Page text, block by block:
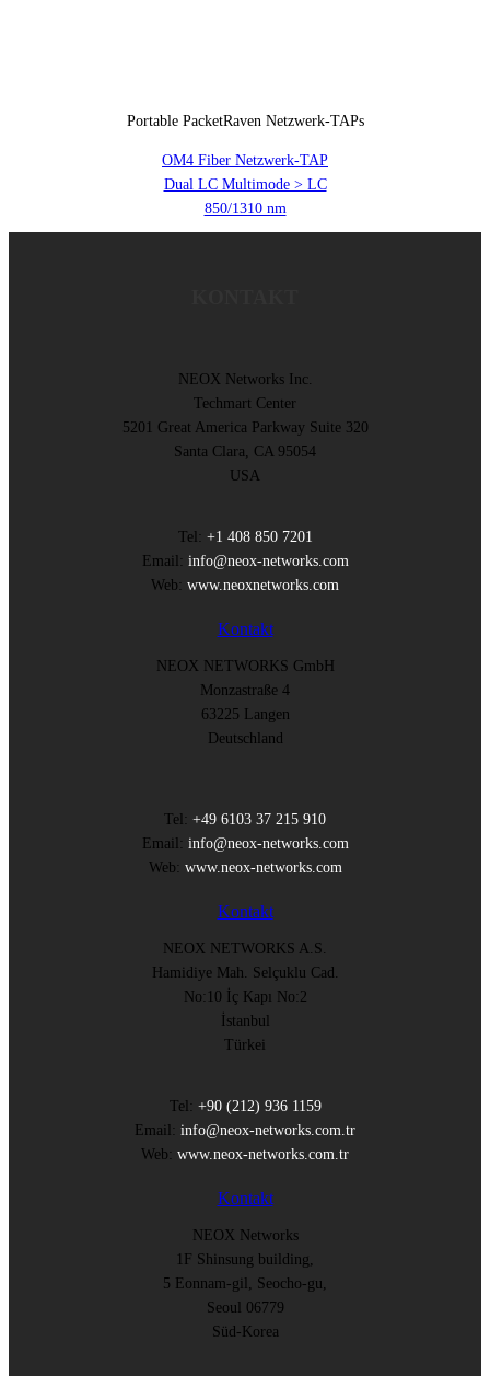
Portable PacketRaven Netzwerk-TAPs
OM4 Fiber Netzwerk-TAP
Dual LC Multimode > LC
850/1310 nm
NEOX Networks Inc.
Techmart Center
5201 Great America Parkway Suite 320
Santa Clara, CA 95054
USA
Tel: +1 408 850 7201
Email: info@neox-networks.com
Web: www.neoxnetworks.com
Kontakt
NEOX NETWORKS GmbH
Monzastraße 4
63225 Langen
Deutschland
Tel: +49 6103 37 215 910
Email: info@neox-networks.com
Web: www.neox-networks.com
Kontakt
NEOX NETWORKS A.S.
Hamidiye Mah. Selçuklu Cad.
No:10 İç Kapı No:2
İstanbul
Türkei
Tel: +90 (212) 936 1159
Email: info@neox-networks.com.tr
Web: www.neox-networks.com.tr
Kontakt
NEOX Networks
1F Shinsung building,
5 Eonnam-gil, Seocho-gu,
Seoul 06779
Süd-Korea